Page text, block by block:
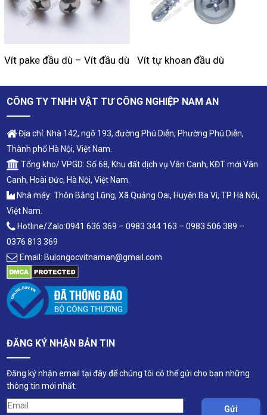
Vít pake đầu dù – Vít đầu dù Vít tự khoan đầu dù
CÔNG TY TNHH VẬT TƯ CÔNG NGHIỆP NAM AN
Địa chỉ: Nhà 142, ngõ 193, đường Phú Diễn, Phường Phú Diễn,
Thành phố Hà Nội, Việt Nam.
Tổng kho/ VPGD: Số 68, Khu đất dịch vụ Vân Canh, KĐT mới Vân
Canh, Hoài Đức, Hà Nội, Việt Nam.
Nhà máy: Thôn Bằng Lũng, Xã Quảng Oai, Huyện Ba Vì, TP Hà Nội,
Việt Nam.
Hotline/Zalo:0941 636 369 – 0983 344 163 – 0983 506 389 –
0376 813 369
Email: Bulongocvitnaman@gmail.com
ĐĂNG KÝ NHẬN BẢN TIN
Đăng ký nhận email tại đây để chúng tôi có thể gửi cho bạn những
thông tin mới nhất: